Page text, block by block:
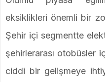
eksiklikleri önemli bir
Şehir içi segmentte
şehirlerarası otobüsler
ciddi bir gelişmeye